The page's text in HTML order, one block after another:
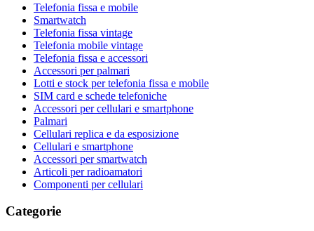
Telefonia fissa e mobile
Smartwatch
Telefonia fissa vintage
Telefonia mobile vintage
Telefonia fissa e accessori
Accessori per palmari
Lotti e stock per telefonia fissa e mobile
SIM card e schede telefoniche
Accessori per cellulari e smartphone
Palmari
Cellulari replica e da esposizione
Cellulari e smartphone
Accessori per smartwatch
Articoli per radioamatori
Componenti per cellulari
Categorie